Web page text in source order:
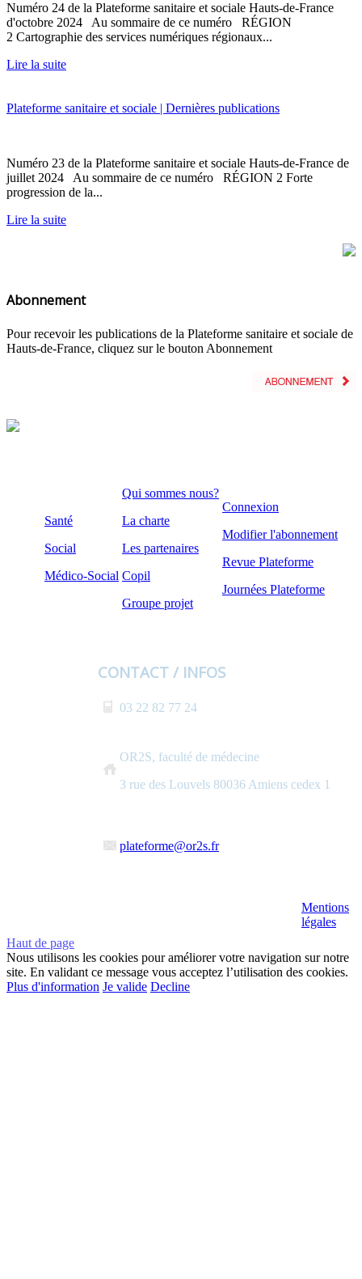
Numéro 24 de la Plateforme sanitaire et sociale Hauts-de-France
d'octobre 2024 Au sommaire de ce numéro RÉGION
2 Cartographie des services numériques régionaux...
Lire la suite
Plateforme sanitaire et sociale | Dernières publications
Numéro 23 de la Plateforme sanitaire et sociale Hauts-de-France de
juillet 2024 Au sommaire de ce numéro RÉGION 2 Forte
progression de la...
Lire la suite
Abonnement
Pour recevoir les publications de la Plateforme sanitaire et sociale de
Hauts-de-France, cliquez sur le bouton Abonnement
Santé
Social
Médico-Social
Qui sommes nous?
La charte
Les partenaires
Copil
Groupe projet
Connexion
Modifier l'abonnement
Revue Plateforme
Journées Plateforme
CONTACT / INFOS
03 22 82 77 24
OR2S, faculté de médecine
3 rue des Louvels 80036 Amiens cedex 1
plateforme@or2s.fr
Mentions
légales
Haut de page
Nous utilisons les cookies pour améliorer votre navigation sur notre
site. En validant ce message vous acceptez l’utilisation des cookies.
Plus d'information Je valide Decline